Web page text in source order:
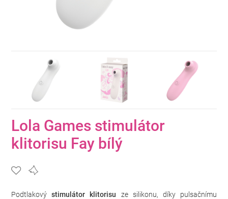
Lola Games stimulátor
klitorisu Fay bílý
Podtlakovýstimulátor klitorisu ze silikonu, díky pulsačnímu